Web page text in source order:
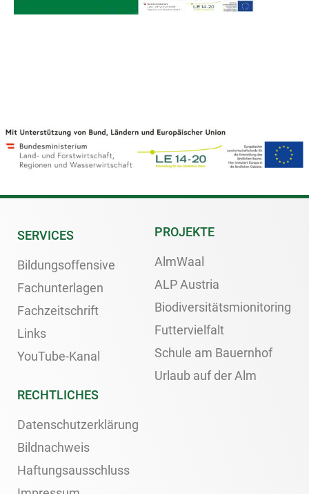
SERVICES
Bildungsoffensive
Fachunterlagen
Fachzeitschrift
Links
YouTube-Kanal
PROJEKTE
AlmWaal
ALP Austria
Biodiversitätsmionitoring
Futtervielfalt
Schule am Bauernhof
Urlaub auf der Alm
RECHTLICHES
Datenschutzerklärung
Bildnachweis
Haftungsausschluss